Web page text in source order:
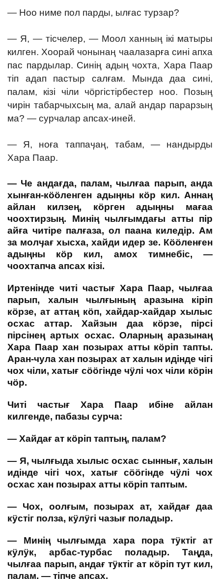
— Ноо ниме пол парды, ылғас турзар?
— Я, — тісчелер, — Моол ханның ікі матыры
килген. Хоорай чонынаң чаалазарға сині апха
пас пардылар. Синің адың чохта, Хара Паар
тіп адап пастыр салғам. Мында даа сині,
палам, кізі чіли чӧргістірбестер ноо. Позың
чирін табарчыхсың ма, алай андар парарзың
ма? — сурчалар апсах-иней.
— Я, ноға таппаӌаң, табам, — нандырды
Хара Паар.
— Че андағда, палам, чылғаа парып, анда
хынған-кӧӧленген адыңны кӧр кил. Аннаң
айлан килзең, кӧрген адыңны мағаа
чоохтирзың. Минің чылғымдағы атты пір
айға читіре палғаза, ол паана киледір. Ам
за молӌағ хысха, хайди идер зе. Кӧӧленғен
адыңны кӧр кил, амох тимнебіс, —
чоохтапча апсах кізі.
Иртенінде читі частығ Хара Паар, чылғаа
парып, халын чылғының аразына кіріп
кӧрзе, ат аттаң кӧп, хайдар-хайдар хылыс
осхас аттар. Хайзын даа кӧрзе, пірсі
пірсінең артых осхас. Оларның аразынаң
Хара Паар хан позырах атты кӧріп тапты.
Аран-чула хан позырах ат халын идінде чігі
чох чіли, хатығ сӧӧгінде чӱлі чох чіли кӧрін
чӧр.
Читі частығ Хара Паар ибіне айлан
килгенде, пабазы сурча:
— Хайдағ ат кӧріп таптың, палам?
— Я, чылғыда хылыс осхас сыннығ, халын
идінде чігі чох, хатығ сӧӧгінде чӱлі чох
осхас хан позырах атты кӧріп таптым.
— Чох, оолғым, позырах ат, хайдағ даа
кӱстіг полза, кӱлӱгі чазығ поладыр.
— Минің чылғымда хара пора тӱктіг ат
кӱлӱк, арбас-турбас поладыр. Таңда,
чылғаа парып, андағ тӱктіг ат кӧріп тут кил,
палам, — тіпче апсах.